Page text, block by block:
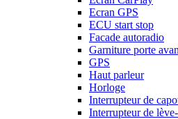
Ecran GPS
ECU start stop
Facade autoradio
Garniture porte
GPS
Haut parleur
Horloge
Interrupteur de
Interrupteur de